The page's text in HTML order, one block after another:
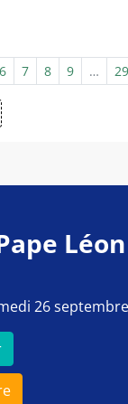
6 7 8 9 … 29
Léon
26